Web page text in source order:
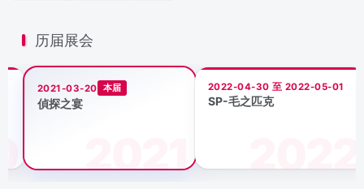
历届展会
2021-03-20 本届
偵探之宴
2022-04-30 至 2022-05-01
SP-毛之匹克